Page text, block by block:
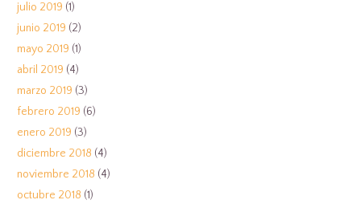
julio 2019 (1)
junio 2019 (2)
mayo 2019 (1)
abril 2019 (4)
marzo 2019 (3)
febrero 2019 (6)
enero 2019 (3)
diciembre 2018 (4)
noviembre 2018 (4)
octubre 2018 (1)